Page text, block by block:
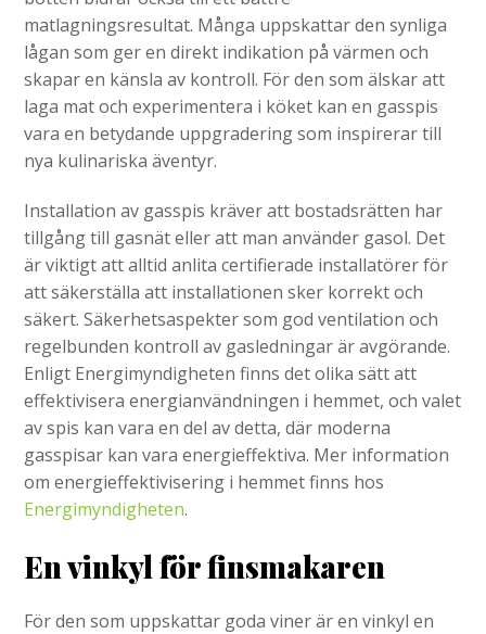
matlagningsresultat. Många uppskattar den synliga
lågan som ger en direkt indikation på värmen och
skapar en känsla av kontroll. För den som älskar att
laga mat och experimentera i köket kan en gasspis
vara en betydande uppgradering som inspirerar till
nya kulinariska äventyr.
Installation av gasspis kräver att bostadsrätten har
tillgång till gasnät eller att man använder gasol. Det
är viktigt att alltid anlita certifierade installatörer för
att säkerställa att installationen sker korrekt och
säkert. Säkerhetsaspekter som god ventilation och
regelbunden kontroll av gasledningar är avgörande.
Enligt Energimyndigheten finns det olika sätt att
effektivisera energianvändningen i hemmet, och valet
av spis kan vara en del av detta, där moderna
gasspisar kan vara energieffektiva. Mer information
om energieffektivisering i hemmet finns hos
Energimyndigheten.
En vinkyl för finsmakaren
För den som uppskattar goda viner är en vinkyl en